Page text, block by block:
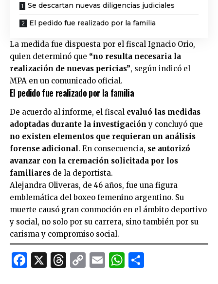
Se descartan nuevas diligencias judiciales
El pedido fue realizado por la familia
La medida fue dispuesta por el fiscal Ignacio Orio,
quien determinó que “no resulta necesaria la
realización de nuevas pericias”, según indicó el
MPA en un comunicado oficial.
El pedido fue realizado por la familia
De acuerdo al informe, el fiscal evaluó las medidas
adoptadas durante la investigación y concluyó que
no existen elementos que requieran un análisis
forense adicional. En consecuencia, se autorizó
avanzar con la cremación solicitada por los
familiares de la deportista.
Alejandra Oliveras, de 46 años, fue una figura
emblemática del boxeo femenino argentino. Su
muerte causó gran conmoción en el ámbito deportivo
y social, no solo por su carrera, sino también por su
carisma y compromiso social.
Facebook
X Threads
CopyEmailWhatsApp